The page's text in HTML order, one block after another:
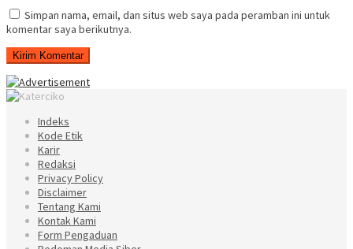
Simpan nama, email, dan situs web saya pada peramban ini untuk
komentar saya berikutnya.
Indeks
Kode Etik
Karir
Redaksi
Privacy Policy
Disclaimer
Tentang Kami
Kontak Kami
Form Pengaduan